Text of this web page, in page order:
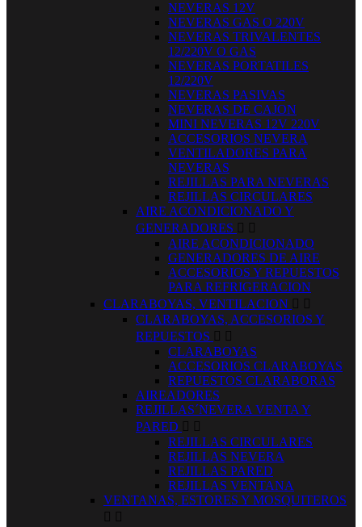
NEVERAS 12V
NEVERAS GAS O 220V
NEVERAS TRIVALENTES
12/220V O GAS
NEVERAS PORTATILES
12/220V
NEVERAS PASIVAS
NEVERAS DE CAJON
MINI NEVERAS 12V 220V
ACCESORIOS NEVERA
VENTILADORES PARA
NEVERAS
REJILLAS PARA NEVERAS
REJILLAS CIRCULARES
AIRE ACONDICIONADO Y
GENERADORES  
AIRE ACONDICIONADO
GENERADORES DE AIRE
ACCESORIOS Y REPUESTOS
PARA REFRIGERACION
CLARABOYAS, VENTILACION  
CLARABOYAS, ACCESORIOS Y
REPUESTOS  
CLARABOYAS
ACCESORIOS CLARABOYAS
REPUESTOS CLARABORAS
AIREADORES
REJILLAS´NEVERA VENTA Y
PARED  
REJILLAS CIRCULARES
REJILLAS NEVERA
REJILLAS PARED
REJILLAS VENTANA
VENTANAS, ESTORES Y MOSQUITEROS
 